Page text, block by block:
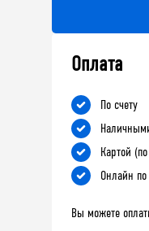
Оплата
По счету
Картой (по
Онлайн
Вы можете